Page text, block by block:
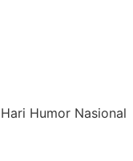
Humor Nasional